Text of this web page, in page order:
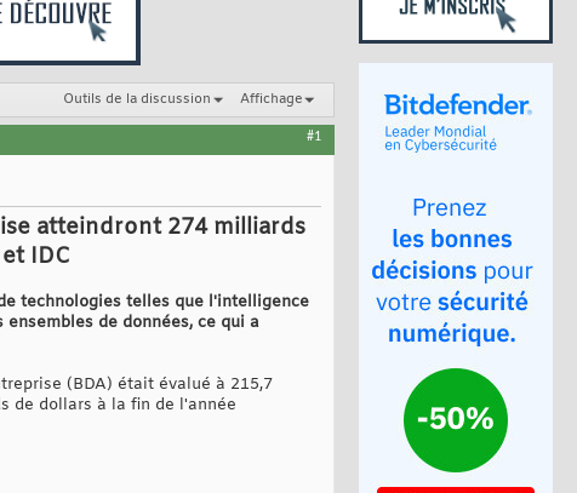
Outils de la discussion Affichage
#1
atteindront 274 milliards
IDC
technologies telles que l'intelligence
de données, ce qui a
(BDA) était évalué à 215,7
de dollars à la fin de l'année